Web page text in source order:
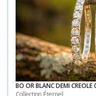
BO OR BLANC DEMI CREOLE
Collection Éternel